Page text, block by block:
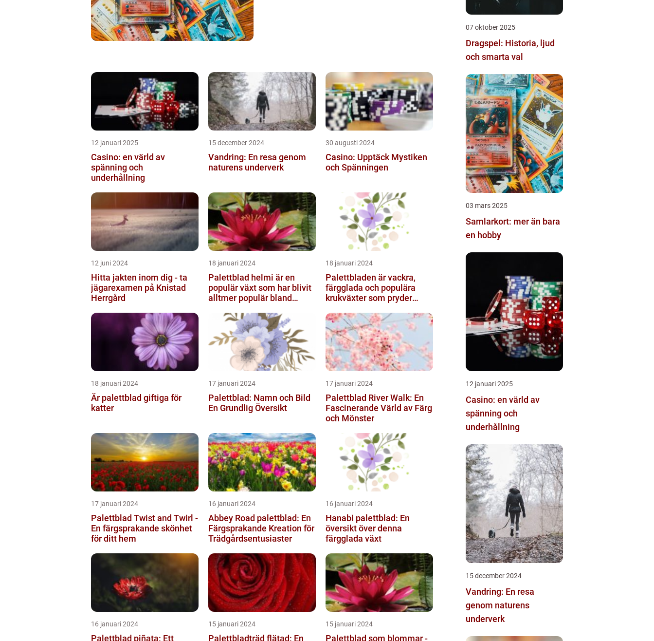
12 januari 2025
Casino: en värld av
spänning och
underhållning
15 december 2024
Vandring: En resa genom
naturens underverk
30 augusti 2024
Casino: Upptäck Mystiken
och Spänningen
12 juni 2024
Hitta jakten inom dig - ta
jägarexamen på Knistad
Herrgård
18 januari 2024
Palettblad helmi är en
populär växt som har blivit
alltmer populär bland
18 januari 2024
Palettbladen är vackra,
färgglada och populära
krukväxter som pryder
runt o...
18 januari 2024
Är palettblad giftiga för
katter
17 januari 2024
Palettblad: Namn och Bild
En Grundlig Översikt
17 januari 2024
Palettblad River Walk: En
Fascinerande Värld av Färg
och Mönster
17 januari 2024
Palettblad Twist and Twirl -
En färgsprakande skönhet
för ditt hem
16 januari 2024
Abbey Road palettblad: En
Färgsprakande Kreation för
Trädgårdsentusiaster
16 januari 2024
Hanabi palettblad: En
översikt över denna
färgglada växt
16 januari 2024
Palettblad piñata: Ett
15 januari 2024
Palettbladträd flätad: En
15 januari 2024
Palettblad som blommar -
07 oktober 2025
Dragspel: Historia, ljud
och smarta val
03 mars 2025
Samlarkort: mer än bara
en hobby
12 januari 2025
Casino: en värld av
spänning och
underhållning
15 december 2024
Vandring: En resa
genom naturens
underverk